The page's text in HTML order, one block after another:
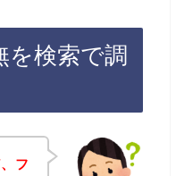
検索で調
フ